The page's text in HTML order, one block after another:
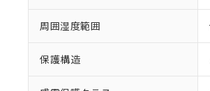
周囲湿度範囲
保護構造